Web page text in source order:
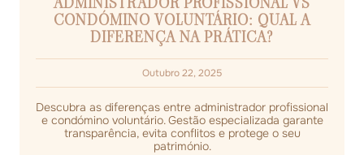
CONDÓMINO VOLUNTÁRIO: QUAL A
DIFERENÇA NA PRÁTICA?
Outubro 22, 2025
Descubra as diferenças entre administrador profissional
e condómino voluntário. Gestão especializada garante
transparência, evita conflitos e protege o seu
património.